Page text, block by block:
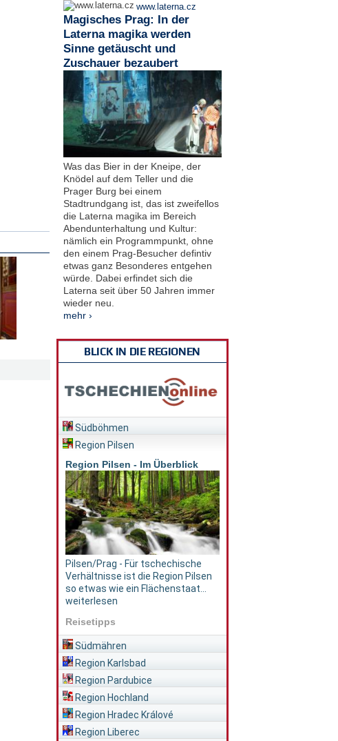
www.laterna.cz
Magisches Prag: In der
Laterna magika werden
Sinne getäuscht und
Zuschauer bezaubert
Was das Bier in der Kneipe, der
Knödel auf dem Teller und die
Prager Burg bei einem
Stadtrundgang ist, das ist zweifellos
die Laterna magika im Bereich
Abendunterhaltung und Kultur:
nämlich ein Programmpunkt, ohne
den einem Prag-Besucher defintiv
etwas ganz Besonderes entgehen
würde. Dabei erfindet sich die
Laterna seit über 50 Jahren immer
wieder neu.
mehr ›
BLICK IN DIE REGIONEN
Südböhmen
Region Pilsen
Region Pilsen - Im Überblick
Pilsen/Prag - Für tschechische
Verhältnisse ist die Region Pilsen
so etwas wie ein Flächenstaat...
weiterlesen
Reisetipps
Südmähren
Region Karlsbad
Region Pardubice
Region Hochland
Region Hradec Králové
Region Liberec